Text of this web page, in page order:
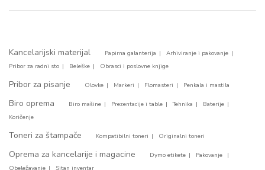
Kancelarijski materijal Papirna galanterija
Arhiviranje i pakovanje
Pribor za radni sto
Beleške Obrasci i poslovne knjige
Pribor za pisanje Olovke Markeri Flomasteri Penkala i mastila
Biro oprema Biro mašine Prezentacije i table Tehnika
Baterije
Koričenje
Toneri za štampače Kompatibilni toneri Originalni toneri
Oprema za kancelarije i magacine Dymo etikete
Pakovanje
Obeležavanje
Sitan inventar